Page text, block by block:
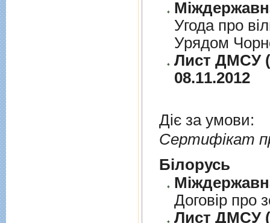
Угода про
Урядом
Лист ДМСУ
08.11.2012
Діє за умови:
Сертифікат
Бiлорусь
Договiр про
Лист ДМСУ